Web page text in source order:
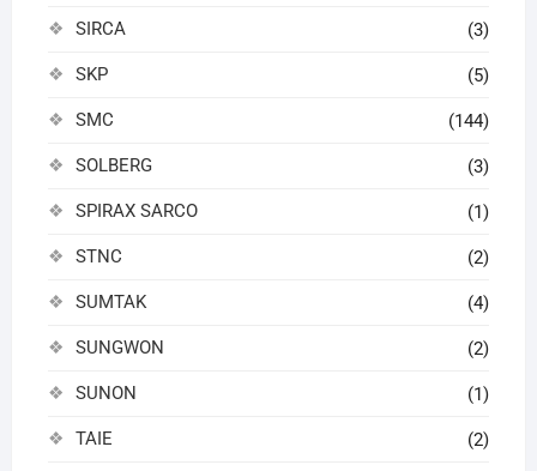
SIRCA (3)
SKP (5)
SMC (144)
SOLBERG (3)
SPIRAX SARCO (1)
STNC (2)
SUMTAK (4)
SUNGWON (2)
SUNON (1)
TAIE (2)